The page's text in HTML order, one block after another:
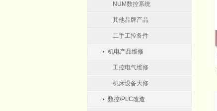
NUM数控系统
其他品牌产品
二手工控备件
机电产品维修
工控电气维修
机床设备大修
数控/PLC改造